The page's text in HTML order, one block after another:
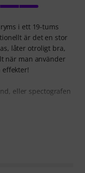
i ett 19-tums
är det en stor
låter otroligt bra,
när man använder
effekter!
eller spectografen